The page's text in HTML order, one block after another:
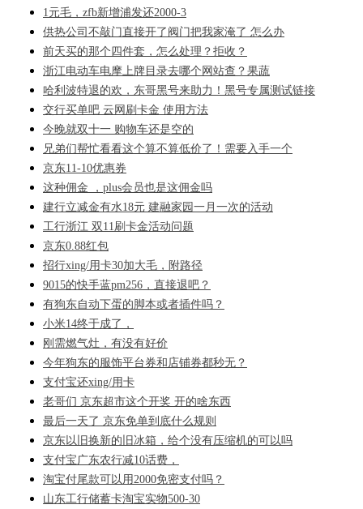
1元毛，zfb新增浦发还2000-3
供热公司不敲门直接开了阀门把我家淹了 怎么办
前天买的那个四件套，怎么处理？拒收？
浙江电动车电摩上牌目录去哪个网站查？果蔬
哈利波特退的欢，东哥黑号来助力！黑号专属测试链接
交行买单吧 云网刷卡金 使用方法
今晚就双十一 购物车还是空的
兄弟们帮忙看看这个算不算低价了！需要入手一个
京东11-10优惠券
这种佣金 ，plus会员也是这佣金吗
建行立减金有水18元 建融家园一月一次的活动
工行浙江 双11刷卡金活动问题
京东0.88红包
招行xing/用卡30加大毛，附路径
9015的快手蓝pm256，直接退吧？
有狗东自动下蛋的脚本或者插件吗？
小米14终于成了，
刚需燃气灶，有没有好价
今年狗东的服饰平台券和店铺券都秒无？
支付宝还xing/用卡
老哥们 京东超市这个开奖 开的啥东西
最后一天了 京东免单到底什么规则
京东以旧换新的旧冰箱，给个没有压缩机的可以吗
支付宝广东农行减10话费，
淘宝付尾款可以用2000免密支付吗？
山东工行储蓄卡淘宝实物500-30